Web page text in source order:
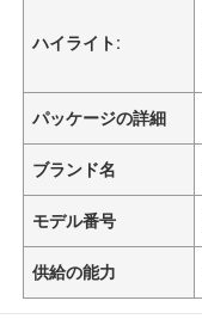
ハイライト:
パッケージの詳細
ブランド名
モデル番号
供給の能力